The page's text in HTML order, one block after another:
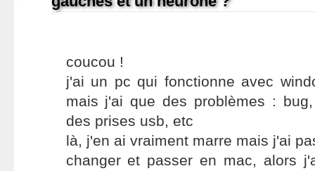
coucou !
j'ai un pc qui fonctionne avec
mais j'ai que des problèmes :
des prises usb, etc
là, j'en ai vraiment marre mais j'ai
changer et passer en mac, alors